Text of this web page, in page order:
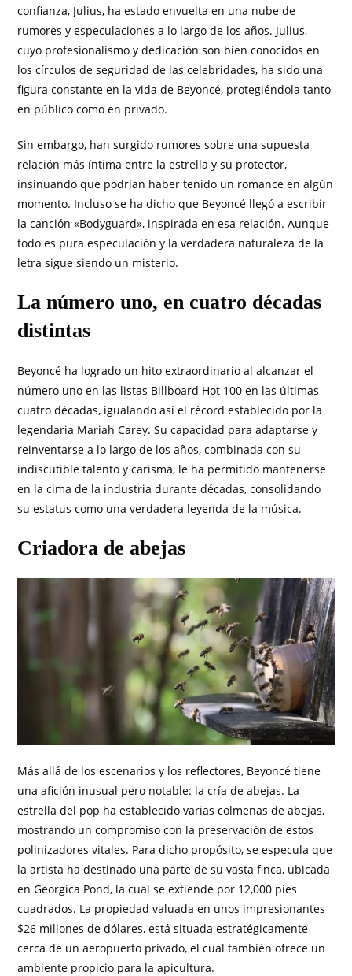
confianza, Julius, ha estado envuelta en una nube de
rumores y especulaciones a lo largo de los años. Julius,
cuyo profesionalismo y dedicación son bien conocidos en
los círculos de seguridad de las celebridades, ha sido una
figura constante en la vida de Beyoncé, protegiéndola tanto
en público como en privado.
Sin embargo, han surgido rumores sobre una supuesta
relación más íntima entre la estrella y su protector,
insinuando que podrían haber tenido un romance en algún
momento. Incluso se ha dicho que Beyoncé llegó a escribir
la canción «Bodyguard», inspirada en esa relación. Aunque
todo es pura especulación y la verdadera naturaleza de la
letra sigue siendo un misterio.
La número uno, en cuatro décadas
distintas
Beyoncé ha logrado un hito extraordinario al alcanzar el
número uno en las listas Billboard Hot 100 en las últimas
cuatro décadas, igualando así el récord establecido por la
legendaria Mariah Carey. Su capacidad para adaptarse y
reinventarse a lo largo de los años, combinada con su
indiscutible talento y carisma, le ha permitido mantenerse
en la cima de la industria durante décadas, consolidando
su estatus como una verdadera leyenda de la música.
Criadora de abejas
Más allá de los escenarios y los reflectores, Beyoncé tiene
una afición inusual pero notable: la cría de abejas. La
estrella del pop ha establecido varias colmenas de abejas,
mostrando un compromiso con la preservación de estos
polinizadores vitales. Para dicho propósito, se especula que
la artista ha destinado una parte de su vasta finca, ubicada
en Georgica Pond, la cual se extiende por 12,000 pies
cuadrados. La propiedad valuada en unos impresionantes
$26 millones de dólares, está situada estratégicamente
cerca de un aeropuerto privado, el cual también ofrece un
ambiente propicio para la apicultura.